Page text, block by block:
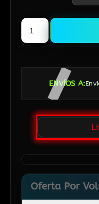
ENVÍOS A:
Oferta Por